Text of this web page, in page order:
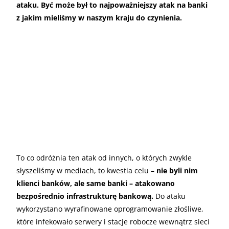
ataku. Być może był to najpoważniejszy atak na banki
z jakim mieliśmy w naszym kraju do czynienia.
To co odróżnia ten atak od innych, o których zwykle
słyszeliśmy w mediach, to kwestia celu – nie byli nim
klienci banków, ale same banki – atakowano
bezpośrednio infrastrukturę bankową. Do ataku
wykorzystano wyrafinowane oprogramowanie złośliwe,
które infekowało serwery i stacje robocze wewnątrz sieci